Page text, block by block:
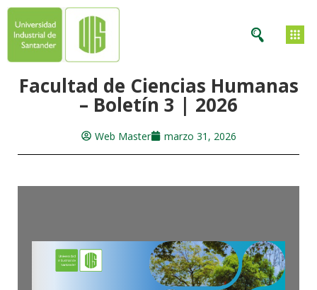
Facultad de Ciencias Humanas
– Boletín 3 | 2026
Web Master marzo 31, 2026